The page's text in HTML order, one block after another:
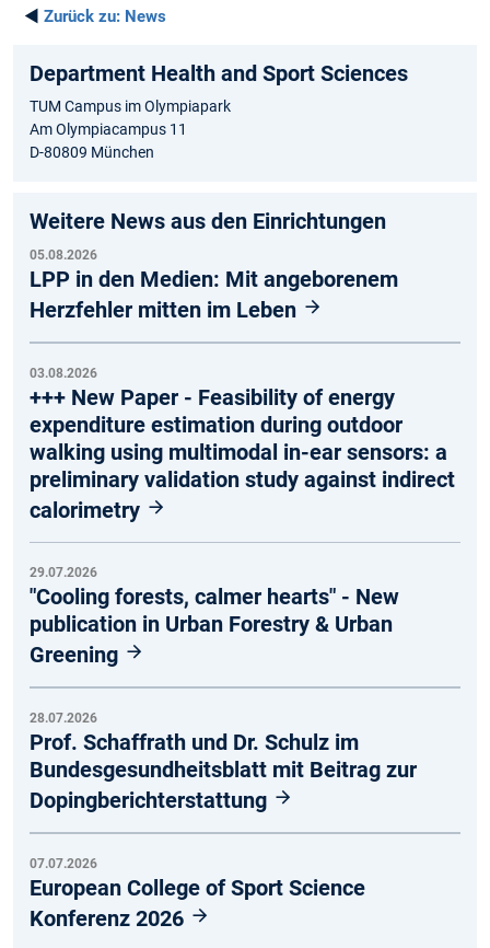
◄ Zurück zu: News
Department Health and Sport Sciences
TUM Campus im Olympiapark
Am Olympiacampus 11
D-80809 München
Weitere News aus den Einrichtungen
05.08.2026
LPP in den Medien: Mit angeborenem
Herzfehler mitten im Leben
03.08.2026
+++ New Paper - Feasibility of energy
expenditure estimation during outdoor
walking using multimodal in-ear sensors: a
preliminary validation study against indirect
calorimetry
29.07.2026
"Cooling forests, calmer hearts" - New
publication in Urban Forestry & Urban
Greening
28.07.2026
Prof. Schaffrath und Dr. Schulz im
Bundesgesundheitsblatt mit Beitrag zur
Dopingberichterstattung
07.07.2026
European College of Sport Science
Konferenz 2026